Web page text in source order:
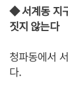
◆ 서계동 지
짓지 않는다
청파동에서
다.